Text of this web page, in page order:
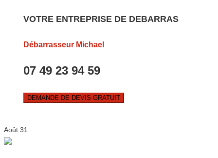
VOTRE ENTREPRISE DE DEBARRAS
Débarrasseur Michael
07 49 23 94 59
DEMANDE DE DEVIS GRATUIT
Août 31